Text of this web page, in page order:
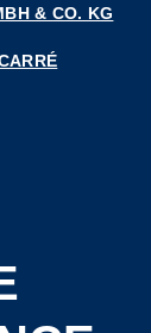
& CO. KG
D